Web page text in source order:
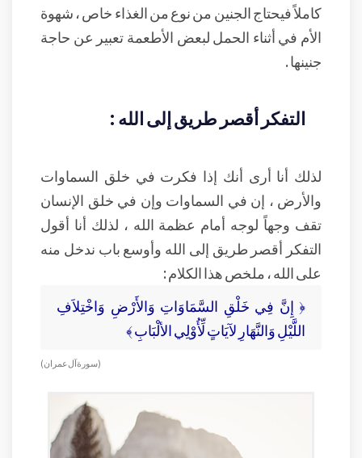
كاملاً فيحتاج الجنين من نوع من الغذاء خاص ، شهوة
الأم في أثناء الحمل لبعض الأطعمة تعبير عن حاجة
جنينها .
التفكر أقصر طريق إلى الله :
لذلك أنا أرى أنك إذا فكرت في خلق السماوات
والأرض ، إن في السماوات وإن في خلق الإنسان
تقف وجهاً لوجه أمام عظمة الله ، لذلك أنا أقول
التفكر أقصر طريق إلى الله وأوسع باب ندخل منه
على الله ، ملخص هذا الكلام :
﴿ إِنَّ فِي خَلْقِ السَّمَاوَاتِ وَالأَرْضِ وَاخْتِلاَفِ
اللَّيْلِ وَالنَّهَارِ لآيَاتٍ لِّأُوْلِي الألْبَابِ ﴾
( سورة آل عمران )